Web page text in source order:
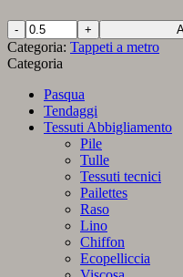
Tappeto
a
Metro
Tropical
quantità
Categoria: Tappeti a metro
Categoria
Pasqua
Tendaggi
Tessuti Abbigliamento
Pile
Tulle
Tessuti tecnici
Pailettes
Raso
Lino
Chiffon
Ecopelliccia